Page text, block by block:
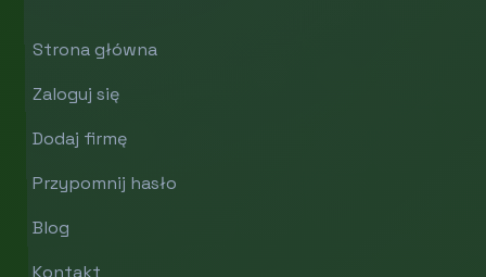
Strona główna
Zaloguj się
Dodaj firmę
Przypomnij hasło
Blog
Kontakt